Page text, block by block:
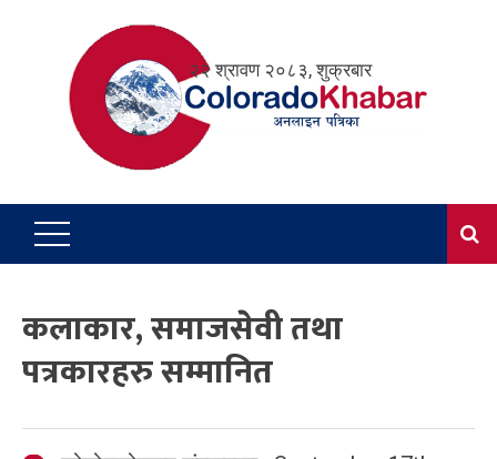
२२ श्रावण २०८३, शुक्रबार
कलाकार, समाजसेवी तथा
पत्रकारहरु सम्मानित